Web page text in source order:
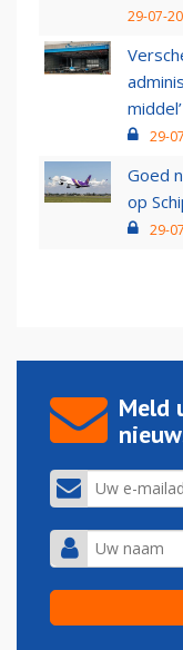
29-07-
middel’
29-
Goed
op
29-
Meld